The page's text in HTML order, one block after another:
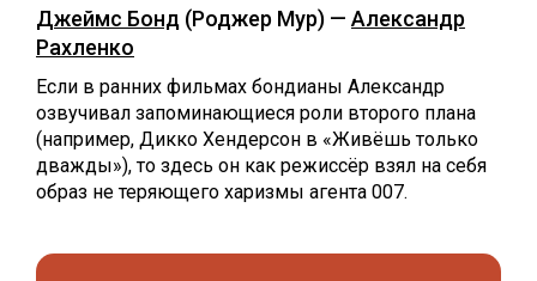
Джеймс Бонд (Роджер Мур) — Александр
Рахленко
Если в ранних фильмах бондианы Александр
озвучивал запоминающиеся роли второго плана
(например, Дикко Хендерсон в «Живёшь только
дважды»), то здесь он как режиссёр взял на себя
образ не теряющего харизмы агента 007.